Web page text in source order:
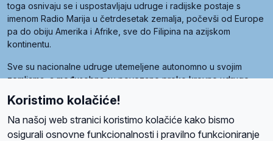
toga osnivaju se i uspostavljaju udruge i radijske postaje s
imenom Radio Marija u četrdesetak zemalja, počevši od Europe
pa do obiju Amerika i Afrike, sve do Filipina na azijskom
kontinentu.
Sve su nacionalne udruge utemeljene autonomno u svojim
zemljama, a međusobna su povezane preko krovne udruge
pod nazivom Svjetska obitelj Radio Marije (World Family of
Radio Maria). Svjetsku obitelj utemeljilo je sedam članica, među
kojima je i hrvatska Udruga Radio Marija.
Koristimo kolačiće!
Na našoj web stranici koristimo kolačiće kako bismo
osigurali osnovne funkcionalnosti i pravilno funkcioniranje